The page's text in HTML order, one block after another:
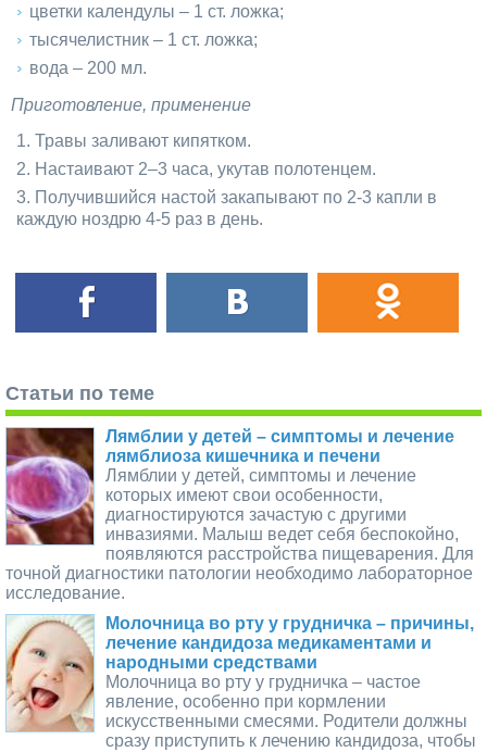
цветки календулы – 1 ст. ложка;
тысячелистник – 1 ст. ложка;
вода – 200 мл.
Приготовление, применение
Травы заливают кипятком.
Настаивают 2–3 часа, укутав полотенцем.
Получившийся настой закапывают по 2-3 капли в
каждую ноздрю 4-5 раз в день.
Статьи по теме
Лямблии у детей – симптомы и лечение
лямблиоза кишечника и печени
Лямблии у детей, симптомы и лечение
которых имеют свои особенности,
диагностируются зачастую с другими
инвазиями. Малыш ведет себя беспокойно,
появляются расстройства пищеварения. Для
точной диагностики патологии необходимо лабораторное
исследование.
Молочница во рту у грудничка – причины,
лечение кандидоза медикаментами и
народными средствами
Молочница во рту у грудничка – частое
явление, особенно при кормлении
искусственными смесями. Родители должны
сразу приступить к лечению кандидоза, чтобы